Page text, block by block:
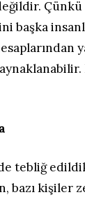
Çünkü
başka
tebliğ
kişiler